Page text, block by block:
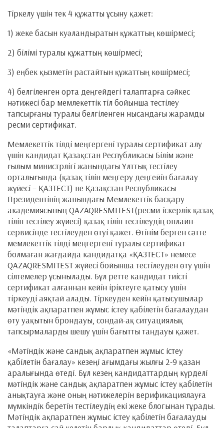
Тіркелу үшін тек 4 құжатты ұсыну қажет:
1) жеке басын куәландыратын құжаттың көшірмесі;
2) білімі туралы құжаттың көшірмесі;
3) еңбек қызметін растайтын құжаттың көшірмесі;
4) белгіленген орта деңгейдегі талаптарға сәйкес
нәтижесі бар мемлекеттік тіл бойынша тестілеу
тапсырғаны туралы белгіленген нысандағы жарамды
ресми сертификат.
Мемлекеттік тілді меңгергені туралы сертификат алу
үшін кандидат Қазақстан Республикасы Білім және
ғылым министрлігі жанындағы Ұлттық тестілеу
орталығында (қазақ тілін меңгеру деңгейін бағалау
жүйесі – ҚАЗТЕСТ) не Қазақстан Республикасы
Президентінің жанындағы Мемлекеттік басқару
академиясының QAZAQRESMITEST(ресми-іскерлік қазақ
тілін тестілеу жүйесі) қазақ тілін тестілеудің онлайн-
сервисінде тестілеуден өтуі қажет. Өтінім берген сәтте
мемлекеттік тілді меңгергені туралы сертификат
болмаған жағдайда кандидатқа «ҚАЗТЕСТ» немесе
QAZAQRESMITEST жүйесі бойынша тестілеуден өту үшін
сілтемелер ұсынылады. Бұл ретте кандидат тиісті
сертификат алғаннан кейін іріктеуге қатысу үшін
тіркеуді аяқтай алады. Тіркеуден кейін қатысушылар
мәтіндік ақпаратпен жұмыс істеу қабілетін бағалаудан
өту уақытын брондауы, сондай-ақ ситуациялық
тапсырмаларды шешу үшін бағытты таңдауы қажет.
«Мәтіндік және сандық ақпаратпен жұмыс істеу
қабілетін бағалау» кезеңі ағымдағы жылғы 2-9 қазан
аралығында өтеді. Бұл кезең кандидаттардың күрделі
мәтіндік және сандық ақпаратпен жұмыс істеу қабілетін
анықтауға және оның нәтижелерін верификациялауға
мүмкіндік беретін тестілеудің екі жеке блогынан тұрады.
Мәтіндік ақпаратпен жұмыс істеу қабілетін бағалауды